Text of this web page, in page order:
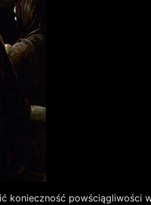
konieczność powściągliwości